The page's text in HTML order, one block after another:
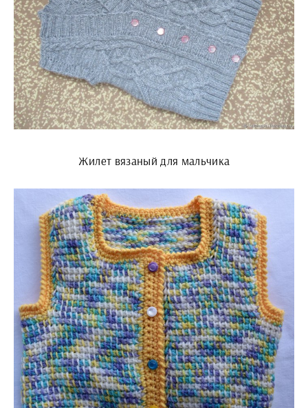
Жилет вязаный для мальчика